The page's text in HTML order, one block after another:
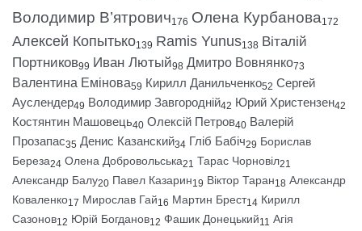
Володимир В’ятрович176 Олена Курбанова172
Алексей Копытько139 Ramis Yunus138 Віталій
Портников99 Иван Лютый98 Дмитро Вовнянко73
Валентина Емінова59 Кирилл Данильченко52 Сергей
Ауслендер49 Володимир Завгородній42 Юрий Христензен42
Костянтин Машовець40 Олексій Петров40 Валерій
Прозапас35 Денис Казанский34 Гліб Бабіч29 Борислав
Береза24 Олена Добровольська21 Тарас Чорновіл21
Александр Балу20 Павел Казарин19 Віктор Таран18 Александр
Коваленко17 Мирослав Гай16 Мартин Брест14 Кирилл
Сазонов12 Юрій Богданов12 Фашик Донецький11 Агія